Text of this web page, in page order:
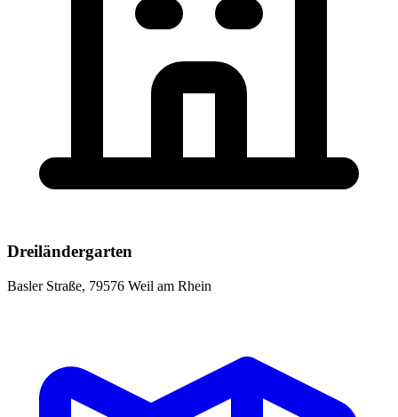
Dreiländergarten
Basler Straße, 79576 Weil am Rhein